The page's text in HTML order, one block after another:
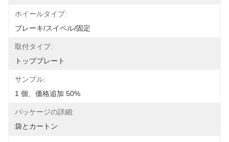
ホイールタイプ:
ブレーキ/スイベル/固定
取付タイプ:
トッププレート
サンプル:
1 個、価格追加 50%
パッケージの詳細:
袋とカートン